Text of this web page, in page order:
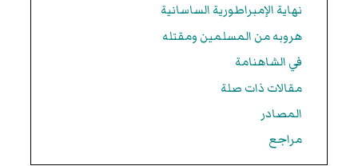
نهاية الإمبراطورية الساسانية
هروبه من المسلمين ومقتله
في الشاهنامة
مقالات ذات صلة
المصادر
مراجع